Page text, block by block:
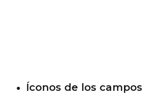
Íconos de los campos